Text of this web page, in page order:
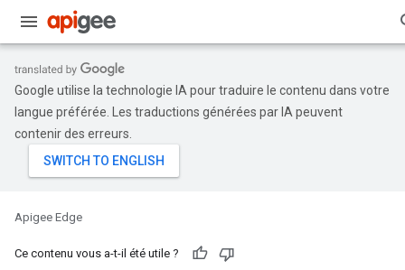
Google utilise la technologie IA pour traduire le contenu dans votre
langue préférée. Les traductions générées par IA peuvent
contenir des erreurs.
Apigee Edge
Ce contenu vous a-t-il été utile ?